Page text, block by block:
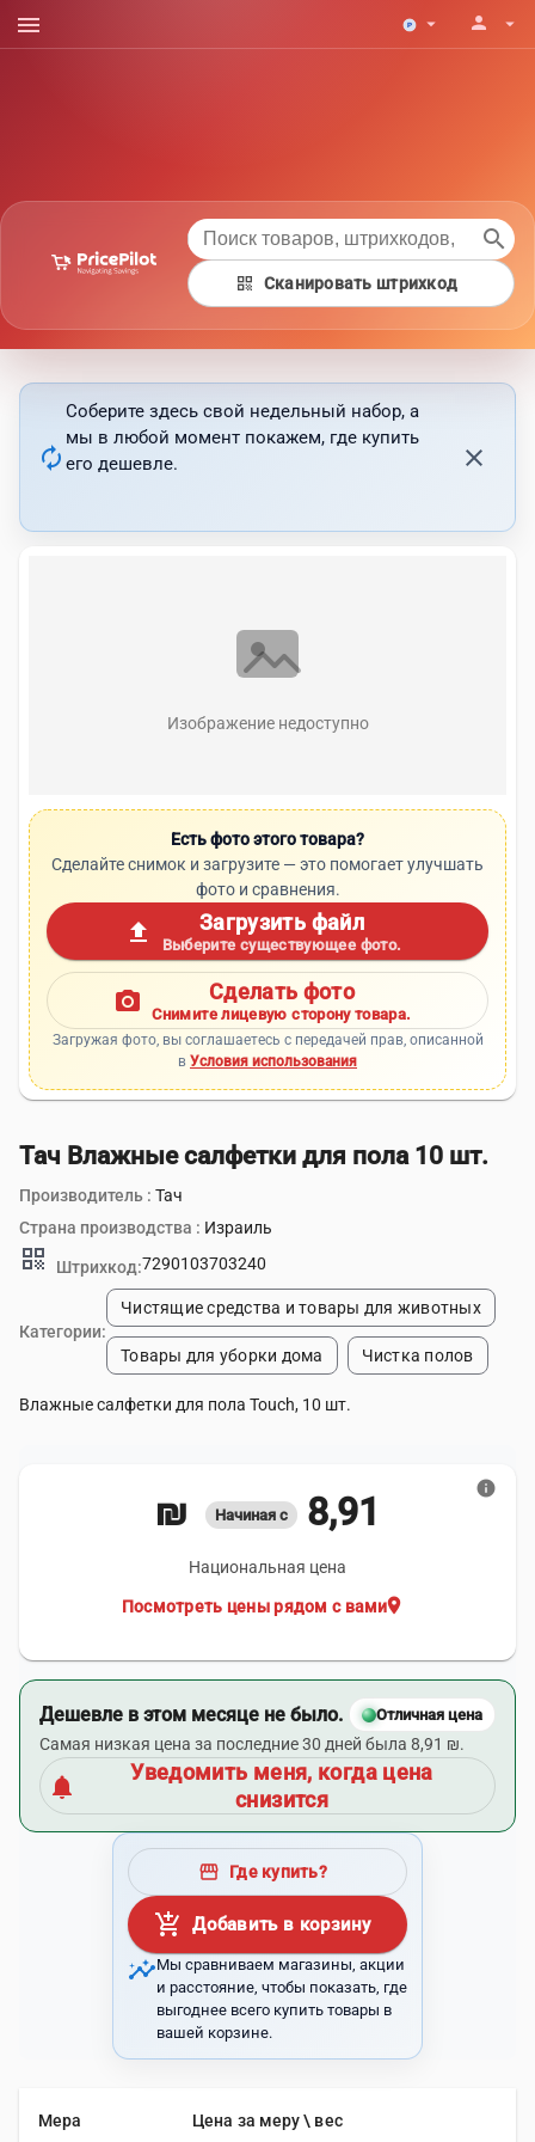
menu arrow_drop_down person arrow_drop_down
search
qr_code Сканировать штрихкод
autorenew
Соберите здесь свой недельный набор, а
мы в любой момент покажем, где купить
его дешевле.
close
Изображение недоступно
Есть фото этого товара?
Сделайте снимок и загрузите — это помогает улучшать
фото и сравнения.
upload Загрузить файл
Выберите существующее фото.
photo_camera Сделать фото
Снимите лицевую сторону товара.
Загружая фото, вы соглашаетесь с передачей прав, описанной
в Условия использования
Тач Влажные салфетки для пола 10 шт.
Производитель : Тач
Страна производства : Израиль
qr_code Штрихкод:7290103703240
Категории:
Чистящие средства и товары для животных
Товары для уборки дома Чистка полов
Влажные салфетки для пола Touch, 10 шт.
Начиная с 8,91 ₪
Национальная цена
location_on
Посмотреть цены рядом с вами
info
Дешевле в этом месяце не было. Отличная цена
Самая низкая цена за последние 30 дней была 8,91 ₪.
notifications
Уведомить меня, когда цена
снизится
storefront Где купить?
add_shopping_cart Добавить в корзину
insightsМы сравниваем магазины, акции
и расстояние, чтобы показать, где
выгоднее всего купить товары в
вашей корзине.
Мера Цена за меру \ вес